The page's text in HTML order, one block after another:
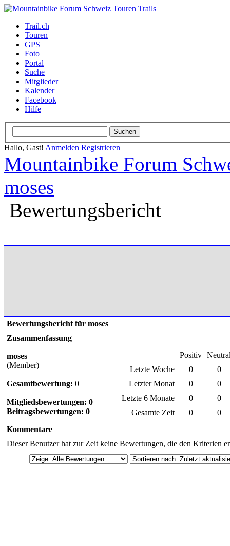
Trail.ch
Touren
GPS
Foto
Portal
Suche
Mitglieder
Kalender
Facebook
Hilfe
Hallo, Gast! Anmelden Registrieren
Mountainbike Forum
moses
Bewertungsbericht
Bewertungsbericht für moses
Zusammenfassung
moses
(Member)
Gesamtbewertung: 0
Mitgliedsbewertungen: 0
Beitragsbewertungen: 0
Positiv
Letzte Woche
0
0
Letzter Monat
0
0
Letzte 6 Monate
0
0
Gesamte Zeit
0
0
Kommentare
Dieser Benutzer hat zur Zeit keine Bewertungen, die den Kriterien